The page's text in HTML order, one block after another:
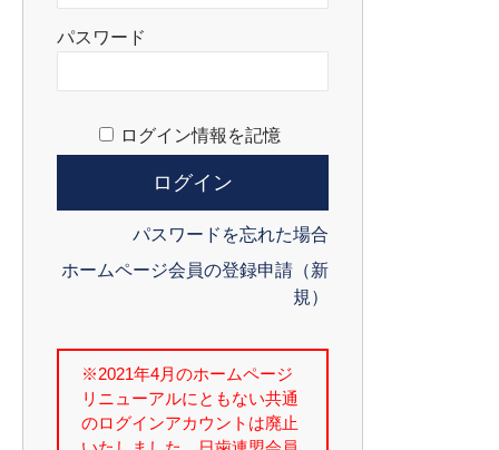
パスワード
ログイン情報を記憶
パスワードを忘れた場合
ホームページ会員の登録申請（新
規）